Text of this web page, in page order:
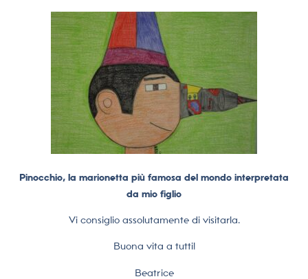
Pinocchio, la marionetta più famosa del mondo interpretata
da mio figlio
Vi consiglio assolutamente di visitarla.
Buona vita a tutti!
Beatrice